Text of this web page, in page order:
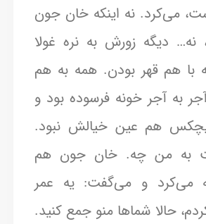
می‌کرد. نه اینکه خان جون
دیگه زورش به نره غولا
با هم قهر بودن. همه به هم
به آجر خونه فرسوده بود و
هم عین خیالش نبود.
به من چه. خان جون هم
می‌کرد و می‌گفت: یه عمر
حالا شماها منو جمع کنید.